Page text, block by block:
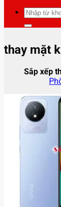
Tìm
kiếm:
thay mặt
Sắp xếp